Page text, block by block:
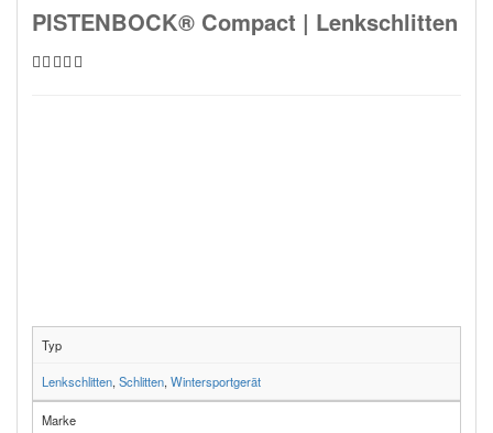
PISTENBOCK® Compact | Lenkschlitten
Typ
Lenkschlitten, Schlitten, Wintersportgerät
Marke